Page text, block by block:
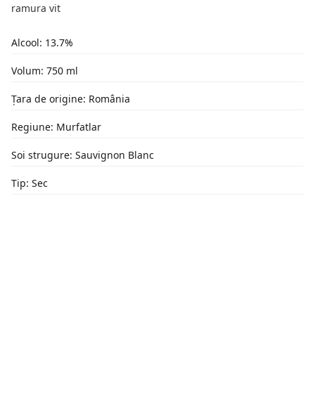
ramura vit
Alcool: 13.7%
Volum: 750 ml
Țara de origine: România
Regiune: Murfatlar
Soi strugure: Sauvignon Blanc
Tip: Sec